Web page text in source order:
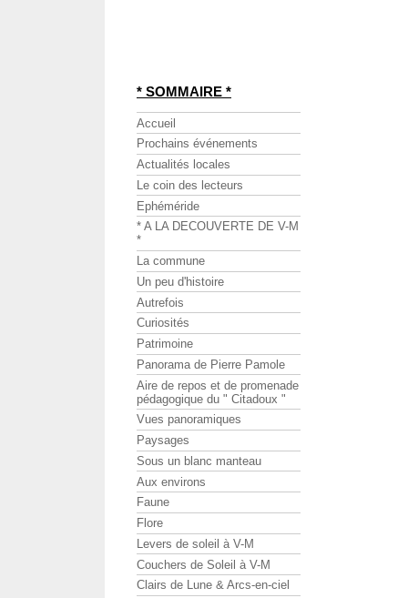
* SOMMAIRE *
Accueil
Prochains événements
Actualités locales
Le coin des lecteurs
Ephéméride
* A LA DECOUVERTE DE V-M
*
La commune
Un peu d'histoire
Autrefois
Curiosités
Patrimoine
Panorama de Pierre Pamole
Aire de repos et de promenade
pédagogique du " Citadoux "
Vues panoramiques
Paysages
Sous un blanc manteau
Aux environs
Faune
Flore
Levers de soleil à V-M
Couchers de Soleil à V-M
Clairs de Lune & Arcs-en-ciel